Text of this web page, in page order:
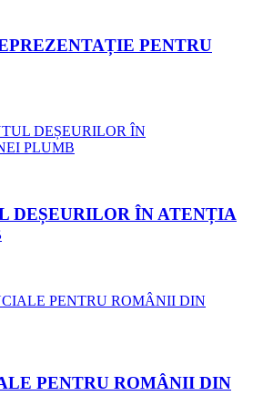
PENTRU
DEȘEURILOR ÎN ATENȚIA
PENTRU ROMÂNII DIN